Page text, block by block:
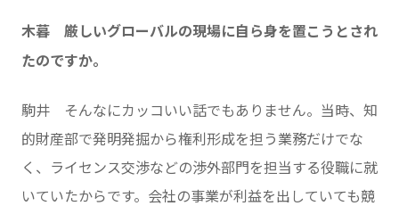
木暮 厳しいグローバルの現場に自ら身を置こうとされ
たのですか。
駒井 そんなにカッコいい話でもありません。当時、知
的財産部で発明発掘から権利形成を担う業務だけでな
く、ライセンス交渉などの渉外部門を担当する役職に就
いていたからです。会社の事業が利益を出していても競